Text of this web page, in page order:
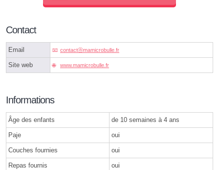
Contact
Email contactⓐmamicrobulle.fr
Site web www.mamicrobulle.fr
Informations
Âge des enfants de 10 semaines à 4 ans
Paje oui
Couches fournies oui
Repas fournis oui